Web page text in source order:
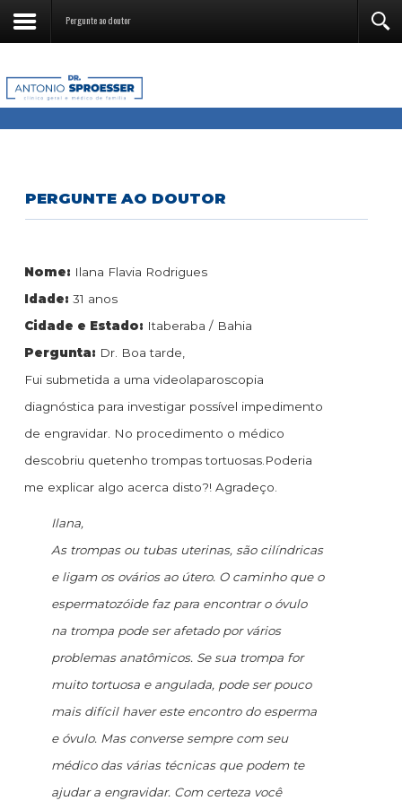
Pergunte ao doutor
PERGUNTE AO DOUTOR
Nome: Ilana Flavia Rodrigues
Idade: 31 anos
Cidade e Estado: Itaberaba / Bahia
Pergunta: Dr. Boa tarde,
Fui submetida a uma videolaparoscopia
diagnóstica para investigar possível impedimento
de engravidar. No procedimento o médico
descobriu quetenho trompas tortuosas.Poderia
me explicar algo acerca disto?! Agradeço.
Ilana,
As trompas ou tubas uterinas, são cilíndricas
e ligam os ovários ao útero. O caminho que o
espermatozóide faz para encontrar o óvulo
na trompa pode ser afetado por vários
problemas anatômicos. Se sua trompa for
muito tortuosa e angulada, pode ser pouco
mais difícil haver este encontro do esperma
e óvulo. Mas converse sempre com seu
médico das várias técnicas que podem te
ajudar a engravidar. Com certeza você